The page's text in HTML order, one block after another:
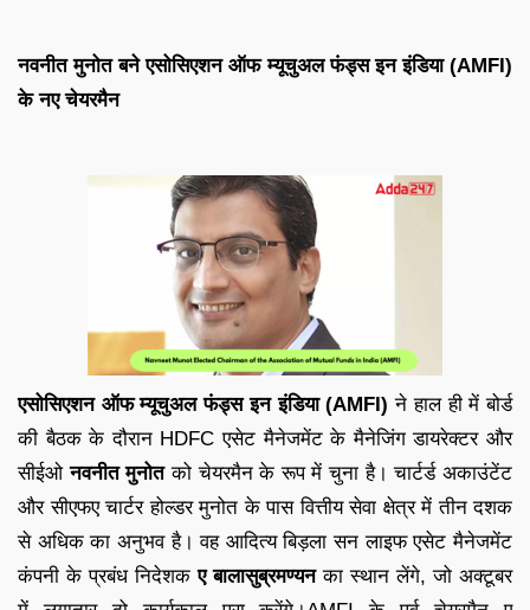
नवनीत मुनोत बने एसोसिएशन ऑफ म्यूचुअल फंड्स इन इंडिया (AMFI)
के नए चेयरमैन
एसोसिएशन ऑफ म्यूचुअल फंड्स इन इंडिया (AMFI) ने हाल ही में बोर्ड
की बैठक के दौरान HDFC एसेट मैनेजमेंट के मैनेजिंग डायरेक्टर और
सीईओनवनीत मुनोतको चेयरमैन के रूप में चुना है। चार्टर्ड अकाउंटेंट
और सीएफए चार्टर होल्डर मुनोत के पास वित्तीय सेवा क्षेत्र में तीन दशक
से अधिक का अनुभव है। वह आदित्य बिड़ला सन लाइफ एसेट मैनेजमेंट
कंपनी के प्रबंध निदेशकए बालासुब्रमण्यनका स्थान लेंगे, जो अक्टूबर